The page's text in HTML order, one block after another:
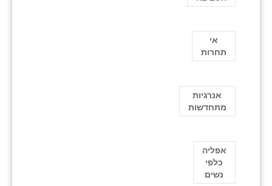
אי
תחרות
אנרגיות
מתחדשות
אפליה
כלפי
נשים